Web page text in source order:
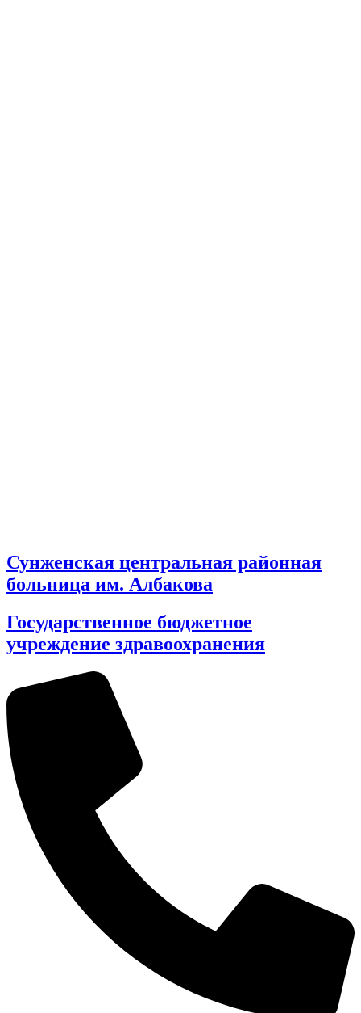
Сунженская центральная районная
больница им. Албакова
Государственное бюджетное
учреждение здравоохранения